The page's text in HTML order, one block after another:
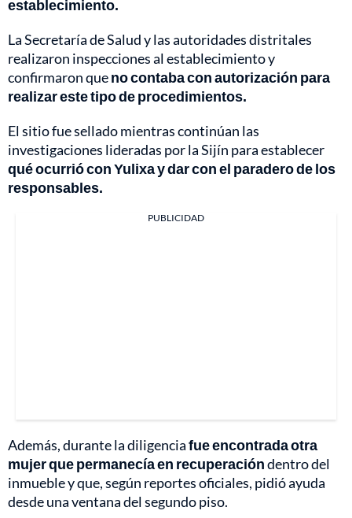
establecimiento.
La Secretaría de Salud y las autoridades distritales
realizaron inspecciones al establecimiento y
confirmaron queno contaba con autorización para
realizar este tipo de procedimientos.
El sitio fue sellado mientras continúan las
investigaciones lideradas por la Sijín para establecer
qué ocurrió con Yulixa y dar con el paradero de los
responsables.
PUBLICIDAD
Además, durante la diligenciafue encontrada otra
mujer que permanecía en recuperacióndentro del
inmueble y que, según reportes oficiales, pidió ayuda
desde una ventana del segundo piso.